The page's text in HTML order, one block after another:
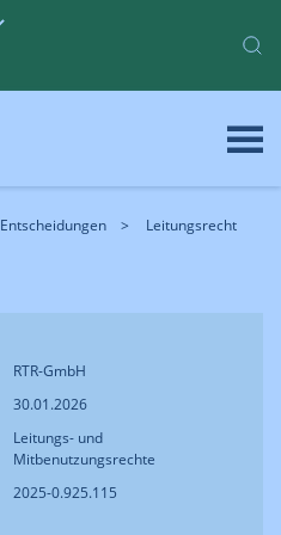
Entscheidungen Leitungsrecht
RTR-GmbH
30.01.2026
Leitungs- und
Mitbenutzungsrechte
2025-0.925.115